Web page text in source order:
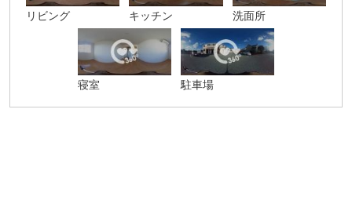
リビング キッチン 洗面所
寝室 駐車場